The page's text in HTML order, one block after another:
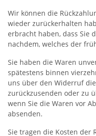
Wir können die
wieder zurückerhalten
erbracht haben, dass Sie
nachdem, welches der
Sie haben die Waren
spätestens binnen
uns über den Widerruf
zurückzusenden oder zu
wenn Sie die Waren vor
absenden.
Sie tragen die Kosten der